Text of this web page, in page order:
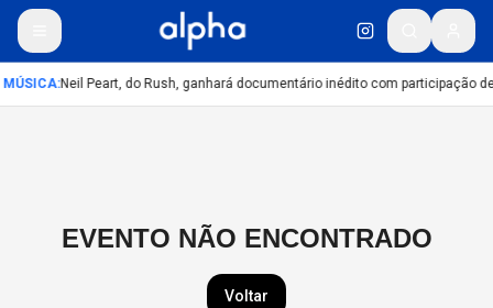
MÚSICA:Neil Peart, do Rush, ganhará documentário inédito com participação
EVENTO NÃO ENCONTRADO
Voltar